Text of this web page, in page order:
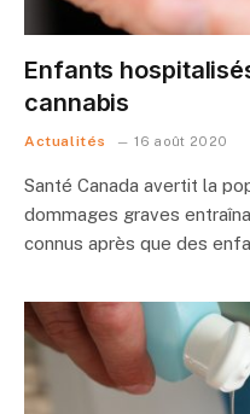
Enfants
cannabis
Actualités 16 août 2020
Santé Canada avertit la
dommages graves
connus après que des